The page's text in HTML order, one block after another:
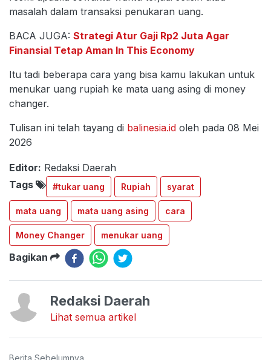
masalah dalam transaksi penukaran uang.
BACA JUGA: Strategi Atur Gaji Rp2 Juta Agar
Finansial Tetap Aman In This Economy
Itu tadi beberapa cara yang bisa kamu lakukan untuk
menukar uang rupiah ke mata uang asing di money
changer.
Tulisan ini telah tayang di balinesia.id oleh pada 08 Mei
2026
Editor: Redaksi Daerah
Tags
#tukar uang Rupiah syarat
mata uang mata uang asing cara
Money Changer menukar uang
Bagikan
Redaksi Daerah
Lihat semua artikel
Berita Sebelumnya